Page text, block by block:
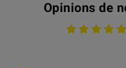
Opinions de